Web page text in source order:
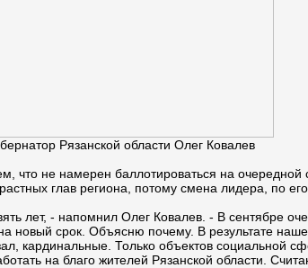
Рязанской области Олег Ковалев
что не намерен баллотироваться на очередной
глав региона, потому смена лидера, по
лет, - напомнил Олег Ковалев. - В сентябре
новый срок. Объясню почему. В результате
кардинальные. Только объектов
на благо жителей Рязанской области.